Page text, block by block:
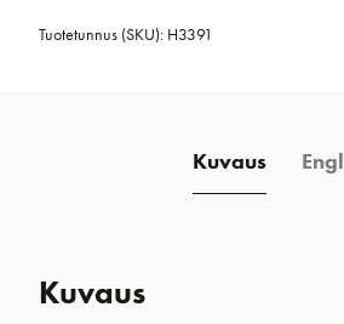
sakkelilla
Tuotetunnus (SKU): H3391
Kuvaus
Kuvaus